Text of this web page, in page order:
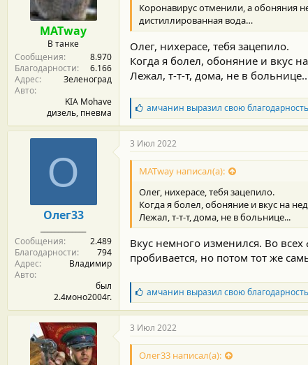
н
о
с
т
и
:
MATway
В танке
Сообщения
8.970
Благодарности
6.166
Адрес
Зеленоград
Авто
KIA Mohave
дизель, пневма
Коронавирус отменили, а обоняния
дистиллированная вода…
Олег, нихерасе, тебя зацепило.
Когда я болел, обоняние и вкус
Лежал, т-т-т, дома, не в
Б
л
а
г
о
д
а
н
о
с
т
и
:
амчанин выразил свою благодарность
О
Олег33
Сообщения
2.489
Благодарности
794
Адрес
Владимир
Авто
был
2.4моно2004г.
3 Июл 2022
MATway написал(а):
Олег, нихерасе, тебя зацепило.
Когда я болел, обоняние и вкус на
Лежал, т-т-т, дома, не в больнице...
Вкус немного изменился. Во
пробивается, но потом тот же
Б
л
а
г
о
д
а
амчанин выразил свою благодарность
3 Июл 2022
Олег33 написал(а):